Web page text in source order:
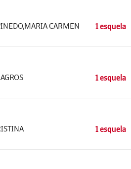
CARMEN 1 esquela
1 esquela
1 esquela